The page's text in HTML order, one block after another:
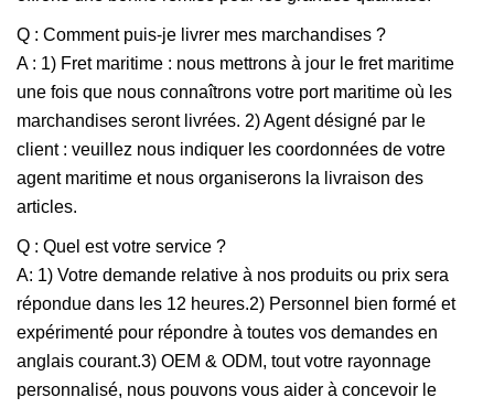
Q : Comment puis-je livrer mes marchandises ?
A : 1) Fret maritime : nous mettrons à jour le fret maritime
une fois que nous connaîtrons votre port maritime où les
marchandises seront livrées. 2) Agent désigné par le
client : veuillez nous indiquer les coordonnées de votre
agent maritime et nous organiserons la livraison des
articles.
Q : Quel est votre service ?
A: 1) Votre demande relative à nos produits ou prix sera
répondue dans les 12 heures.2) Personnel bien formé et
expérimenté pour répondre à toutes vos demandes en
anglais courant.3) OEM & ODM, tout votre rayonnage
personnalisé, nous pouvons vous aider à concevoir le